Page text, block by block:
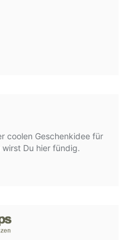
coolen Geschenkidee für
wirst Du hier fündig.